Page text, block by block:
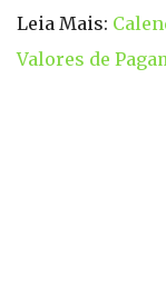
Leia Mais:
Valores de